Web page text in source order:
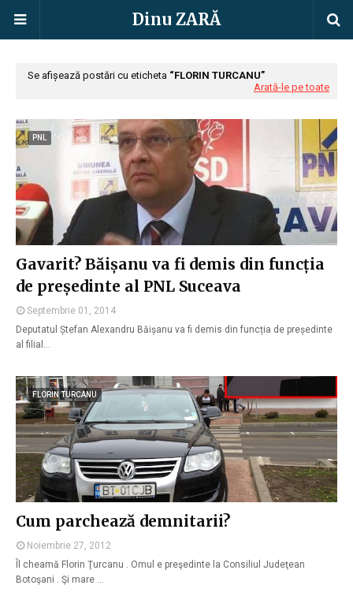
Dinu ZARĂ
Se afișează postări cu eticheta
FLORIN TURCANU
Arată-le pe toate
PNL
Gavarit? Băișanu va fi demis din funcția
de președinte al PNL Suceava
Septembrie 01, 2014
Deputatul Ștefan Alexandru Băișanu va fi demis din funcția de președinte
al filial…
FLORIN TURCANU
Cum parchează demnitarii?
Noiembrie 27, 2012
Îl cheamă Florin Ţurcanu . Omul e preşedinte la Consiliul Judeţean
Botoşani . Şi mare …